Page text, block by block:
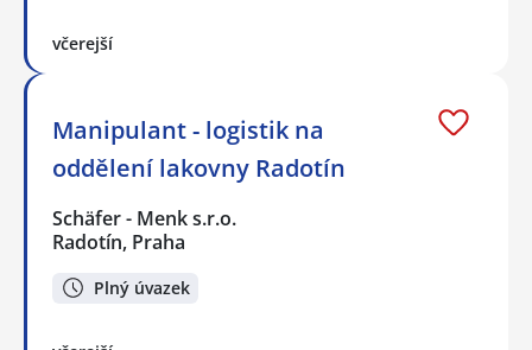
včerejší
Manipulant - logistik na
oddělení lakovny Radotín
Schäfer - Menk s.r.o.
Radotín, Praha
Plný úvazek